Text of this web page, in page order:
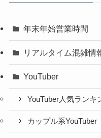
年末年始営業時間
リアルタイム混雑情
YouTuber
YouTuber人気ランキ
カップル系YouTuber